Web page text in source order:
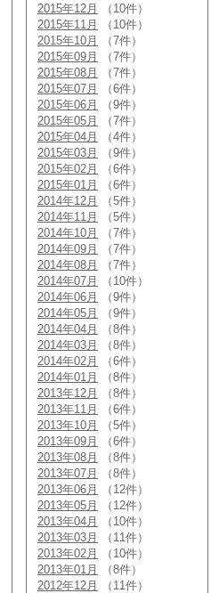
2015年12月
（10件）
2015年11月
（10件）
2015年10月
（7件）
2015年09月
（7件）
2015年08月
（7件）
2015年07月
（6件）
2015年06月
（9件）
2015年05月
（7件）
2015年04月
（4件）
2015年03月
（9件）
2015年02月
（6件）
2015年01月
（6件）
2014年12月
（5件）
2014年11月
（5件）
2014年10月
（7件）
2014年09月
（7件）
2014年08月
（7件）
2014年07月
（10件）
2014年06月
（9件）
2014年05月
（9件）
2014年04月
（8件）
2014年03月
（8件）
2014年02月
（6件）
2014年01月
（8件）
2013年12月
（8件）
2013年11月
（6件）
2013年10月
（5件）
2013年09月
（6件）
2013年08月
（8件）
2013年07月
（8件）
2013年06月
（12件）
2013年05月
（12件）
2013年04月
（10件）
2013年03月
（11件）
2013年02月
（10件）
2013年01月
（8件）
2012年12月
（11件）